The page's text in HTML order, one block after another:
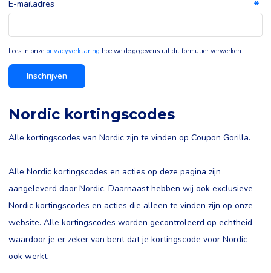
E-mailadres
Lees in onze privacyverklaring hoe we de gegevens uit dit formulier verwerken.
Inschrijven
Nordic kortingscodes
Alle kortingscodes van Nordic zijn te vinden op Coupon Gorilla.
Alle Nordic kortingscodes en acties op deze pagina zijn
aangeleverd door Nordic. Daarnaast hebben wij ook exclusieve
Nordic kortingscodes en acties die alleen te vinden zijn op onze
website. Alle kortingscodes worden gecontroleerd op echtheid
waardoor je er zeker van bent dat je kortingscode voor Nordic
ook werkt.